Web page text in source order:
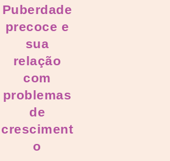
Puberdade
precoce e
sua
relação
com
problemas
de
cresciment
o